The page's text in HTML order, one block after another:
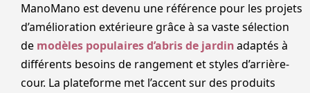
ManoMano est devenu une référence pour les projets
d’amélioration extérieure grâce à sa vaste sélection
de modèles populaires d’abris de jardinadaptés à
différents besoins de rangement et styles d’arrière-
cour. La plateforme met l’accent sur des produits